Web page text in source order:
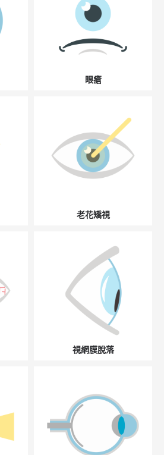
眼瘡
老花矯視
視網膜脫落